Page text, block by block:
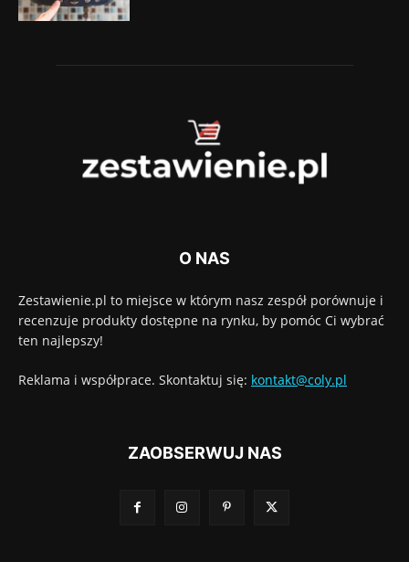
O NAS
Zestawienie.pl to miejsce w którym nasz zespół porównuje i
recenzuje produkty dostępne na rynku, by pomóc Ci wybrać
ten najlepszy!
Reklama i współprace. Skontaktuj się: kontakt@coly.pl
ZAOBSERWUJ NAS